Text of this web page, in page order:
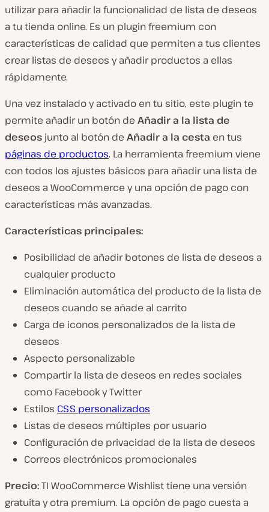
utilizar para añadir la funcionalidad de lista de deseos
a tu tienda online. Es un plugin freemium con
características de calidad que permiten a tus clientes
crear listas de deseos y añadir productos a ellas
rápidamente.
Una vez instalado y activado en tu sitio, este plugin te
permite añadir un botón de Añadir a la lista de
deseos junto al botón de Añadir a la cesta en tus
páginas de productos. La herramienta freemium viene
con todos los ajustes básicos para añadir una lista de
deseos a WooCommerce y una opción de pago con
características más avanzadas.
Características principales:
Posibilidad de añadir botones de lista de deseos a
cualquier producto
Eliminación automática del producto de la lista de
deseos cuando se añade al carrito
Carga de iconos personalizados de la lista de
deseos
Aspecto personalizable
Compartir la lista de deseos en redes sociales
como Facebook y Twitter
Estilos CSS personalizados
Listas de deseos múltiples por usuario
Configuración de privacidad de la lista de deseos
Correos electrónicos promocionales
Precio:TI WooCommerce Wishlist tiene una versión
gratuita y otra premium. La opción de pago cuesta a